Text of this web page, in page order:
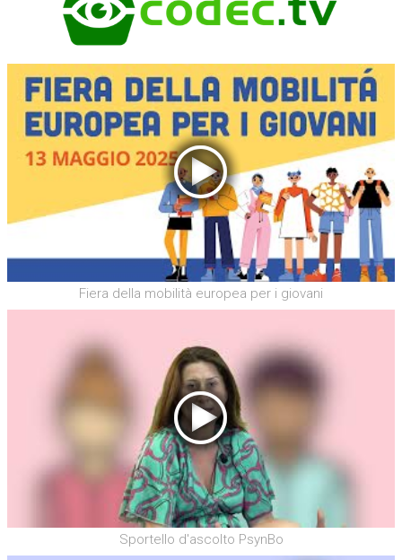
Fiera della mobilità europea per i giovani
Sportello d'ascolto PsynBo